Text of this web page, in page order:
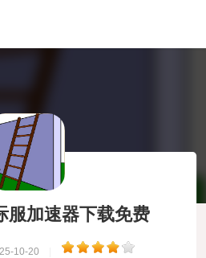
服加速器下载免费
10-20